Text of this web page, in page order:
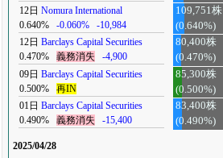
12日 Nomura International
0.640%
-0.060% -10,984
109,751株
(0.640%)
12日 Barclays Capital Securities
0.470%
義務消失 -4,900
80,400株
(0.470%)
09日 Barclays Capital Securities
0.500%
再IN
85,300株
(0.500%)
01日 Barclays Capital Securities
0.490%
義務消失 -15,400
83,400株
(0.490%)
2025/04/28